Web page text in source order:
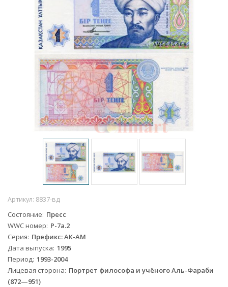
Артикул: 8837-вд
Состояние Пресс
WWC номер P-7a.2
Серия Префикс: АК-АМ
Дата выпуска 1995
Период 1993-2004
Лицевая сторона Портрет философа и учёного Аль-Фараби
(872—951)